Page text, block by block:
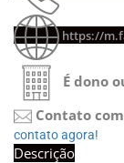
https://
É dono
Contato
contato agora!
Descrição